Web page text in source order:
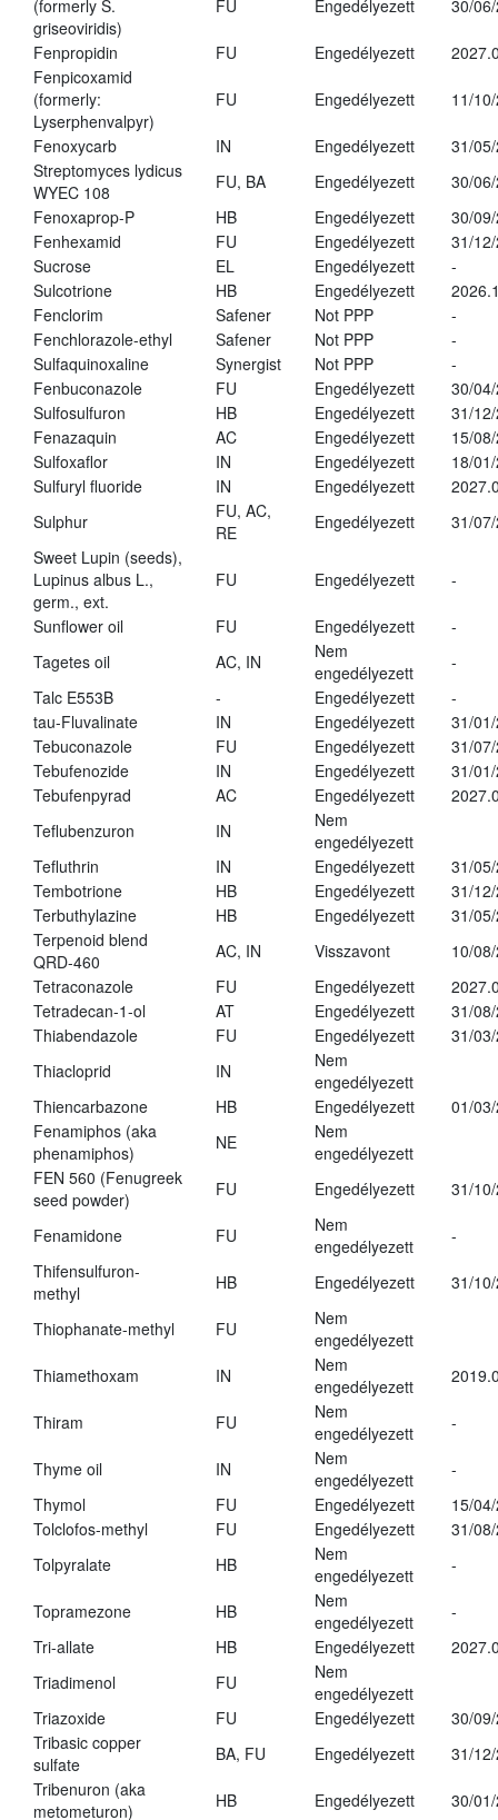
(formerly S.
griseoviridis)
FU Engedélyezett 30/
Fenpropidin FU Engedélyezett
Fenpicoxamid
(formerly:
Lyserphenvalpyr)
FU Engedélyezett 11/
Fenoxycarb IN Engedélyezett
31/
Streptomyces lydicus
WYEC 108
FU, BA Engedélyezett
30/
Fenoxaprop-P
HB Engedélyezett
30/
Fenhexamid
FU Engedélyezett
31/
Sucrose
EL Engedélyezett
-
Sulcotrione
HB Engedélyezett
Fenclorim
Safener Not PPP
-
Fenchlorazole-ethyl
Safener Not PPP
-
Sulfaquinoxaline
Synergist Not PPP
-
Fenbuconazole
FU Engedélyezett
30/
Sulfosulfuron
HB Engedélyezett
31/
Fenazaquin
AC Engedélyezett
15/
Sulfoxaflor
IN Engedélyezett
18/
Sulfuryl fluoride
IN Engedélyezett
Sulphur
FU, AC,
RE
Engedélyezett
31/
Sweet Lupin (seeds),
Lupinus albus L.,
germ., ext.
FU Engedélyezett -
Sunflower oil FU Engedélyezett
-
Tagetes oil
AC, IN
Nem
engedélyezett
-
Talc E553B
- Engedélyezett
-
tau-Fluvalinate
IN Engedélyezett
31/
Tebuconazole
FU Engedélyezett
31/
Tebufenozide
IN Engedélyezett
31/
Tebufenpyrad
AC Engedélyezett
Teflubenzuron
IN
Nem
engedélyezett
Tefluthrin
IN Engedélyezett
31/
Tembotrione
HB Engedélyezett
31/
Terbuthylazine
HB Engedélyezett
31/
Terpenoid blend
QRD-460
AC, IN Visszavont
10/
Tetraconazole
FU Engedélyezett
Tetradecan-1-ol
AT Engedélyezett
31/
Thiabendazole
FU Engedélyezett
31/
Thiacloprid
IN
Nem
engedélyezett
Thiencarbazone
HB Engedélyezett
01/
Fenamiphos (aka
phenamiphos)
NE
Nem
engedélyezett
FEN 560 (Fenugreek
seed powder)
FU Engedélyezett 31/
Fenamidone FU
Nem
engedélyezett
-
Thifensulfuron-
methyl
HB Engedélyezett 31/
Thiophanate-methyl FU
Nem
engedélyezett
Thiamethoxam
IN
Nem
engedélyezett
Thiram FU
Nem
engedélyezett
-
Thyme oil IN
Nem
engedélyezett
-
Thymol
FU Engedélyezett
15/
Tolclofos-methyl
FU Engedélyezett
31/
Tolpyralate
HB
Nem
engedélyezett
-
Topramezone HB
Nem
engedélyezett
-
Tri-allate
HB Engedélyezett
Triadimenol
FU
Nem
engedélyezett
Triazoxide
FU Engedélyezett
30/
Tribasic copper
sulfate
BA, FU Engedélyezett
31/
Tribenuron (aka
metometuron)
HB Engedélyezett 30/